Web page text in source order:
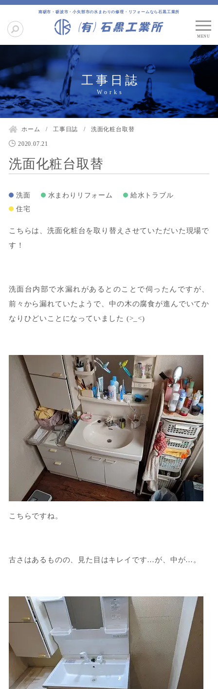
南砺市・砺波市・小矢部市の水まわりの修理・リフォームなら石黒工業所
工事日誌
ホーム 工事日誌 洗面化粧台取替
2020.07.21
洗面化粧台取替
洗面 水まわりリフォーム
給水トラブル
住宅
こちらは、洗面化粧台を取り替えさせていただいた現場で
す！
洗面台内部で水漏れがあるとのことで伺ったんですが、
前々から漏れていたようで、中の木の腐食が進んでいてか
なりひどいことになっていました (>_<)
こちらですね。
古さはあるものの、見た目はキレイです…が、中が…。